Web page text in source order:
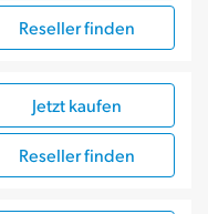
Reseller finden
Jetzt kaufen
Reseller finden